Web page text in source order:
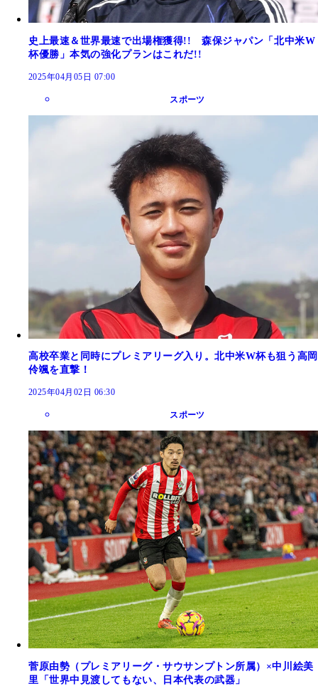
史上最速＆世界最速で出場権獲得!! 森保ジャパン「北中米W
杯優勝」本気の強化プランはこれだ!!
2025年04月05日 07:00
スポーツ
高校卒業と同時にプレミアリーグ入り。北中米W杯も狙う高岡
伶颯を直撃！
2025年04月02日 06:30
スポーツ
菅原由勢（プレミアリーグ・サウサンプトン所属）×中川絵美
里「世界中見渡してもない、日本代表の武器」